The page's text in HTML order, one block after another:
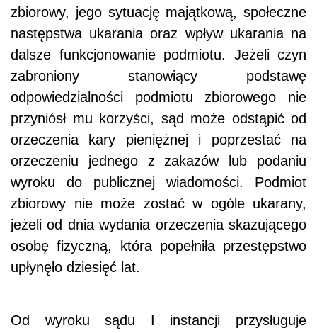
zbiorowy, jego sytuację majątkową, społeczne
następstwa ukarania oraz wpływ ukarania na
dalsze funkcjonowanie podmiotu. Jeżeli czyn
zabroniony stanowiący podstawę
odpowiedzialności podmiotu zbiorowego nie
przyniósł mu korzyści, sąd może odstąpić od
orzeczenia kary pieniężnej i poprzestać na
orzeczeniu jednego z zakazów lub podaniu
wyroku do publicznej wiadomości. Podmiot
zbiorowy nie może zostać w ogóle ukarany,
jeżeli od dnia wydania orzeczenia skazującego
osobę fizyczną, która popełniła przestępstwo
upłynęło dziesięć lat.
Od wyroku sądu I instancji przysługuje